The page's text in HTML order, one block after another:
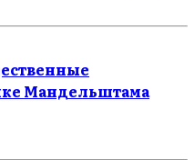
Мандельштама